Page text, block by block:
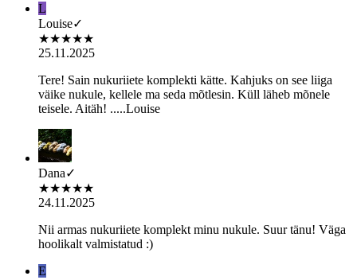
L
Louise✓
★★★★★
25.11.2025
Tere! Sain nukuriiete komplekti kätte. Kahjuks on see liiga
väike nukule, kellele ma seda mõtlesin. Küll läheb mõnele
teisele. Aitäh! .....Louise
Dana✓
★★★★★
24.11.2025
Nii armas nukuriiete komplekt minu nukule. Suur tänu! Väga
hoolikalt valmistatud :)
E